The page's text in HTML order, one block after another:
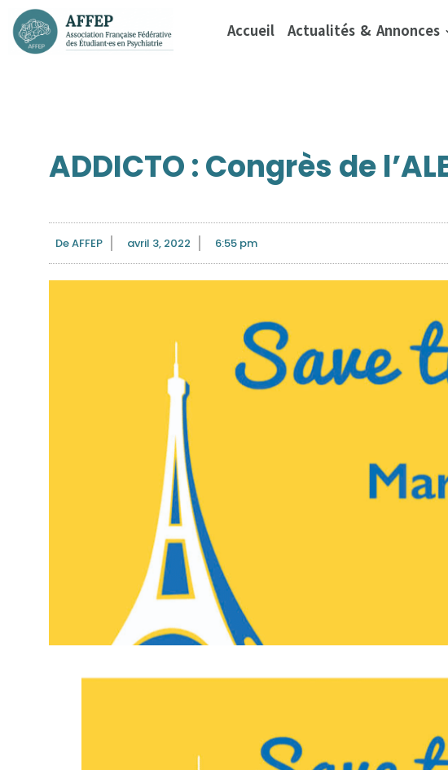
Accueil Actualités & Annonces
ADDICTO : Congrès de
DeAFFEP avril 3, 2022 6:55 pm